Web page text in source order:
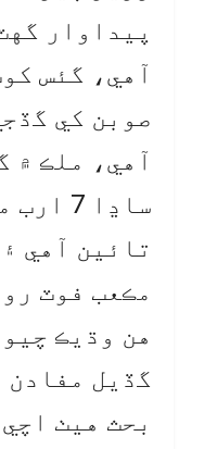
پيداوار
آهي، گئس
صوبن کي
آهي، ملڪ ۾
ساڍا
مڪعب فوٽ
هن وڌيڪ
گڏيل مفادن
بحث هيٺ